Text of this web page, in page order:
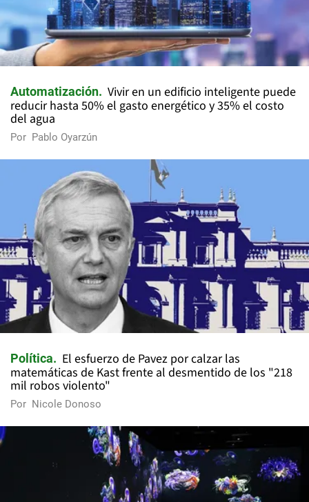
Automatización
Vivir en un edificio inteligente puede
reducir hasta 50% el gasto energético y 35% el costo
del agua
Por Pablo Oyarzún
Política
El esfuerzo de Pavez por calzar las
matemáticas de Kast frente al desmentido de los "218
mil robos violento"
Por Nicole Donoso